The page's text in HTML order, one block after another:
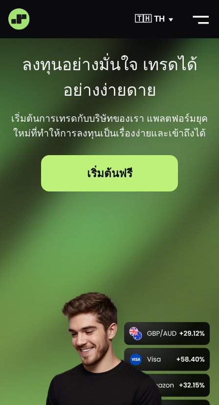
สนับสนุน
เป็น
พันธมิตร
อย่างง่ายดาย
เริ่มต้นการเทรดกับบริษัทของเรา แพลตฟอร์มยุค
ใหม่ที่ทำให้การลงทุนเป็นเรื่องง่ายและเข้าถึงได้
เริ่มต้นฟรี
กราฟที่ชาญฉลาดและกระชับ
แพลตฟอร์มของเราใช้งานได้บนทุกอุปกรณ์ เทรด
ได้ตามที่คุณต้องการ!